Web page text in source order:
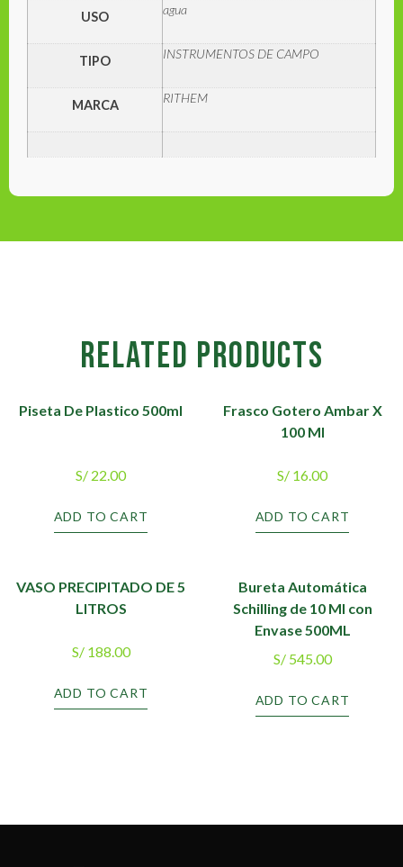
USO agua
TIPO INSTRUMENTOS DE CAMPO
MARCA RITHEM
RELATED PRODUCTS
Piseta De Plastico 500ml
S/ 22.00
ADD TO CART
Frasco Gotero Ambar X
100 Ml
S/ 16.00
ADD TO CART
VASO PRECIPITADO DE 5
LITROS
S/188.00
ADD TO CART
Bureta Automática
Schilling de 10 Ml con
Envase 500ML
S/545.00
ADD TO CART